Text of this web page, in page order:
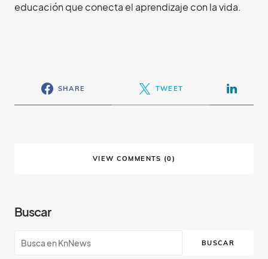
educación que conecta el aprendizaje con la vida.
SHARE TWEET
VIEW COMMENTS (0)
Buscar
BUSCAR